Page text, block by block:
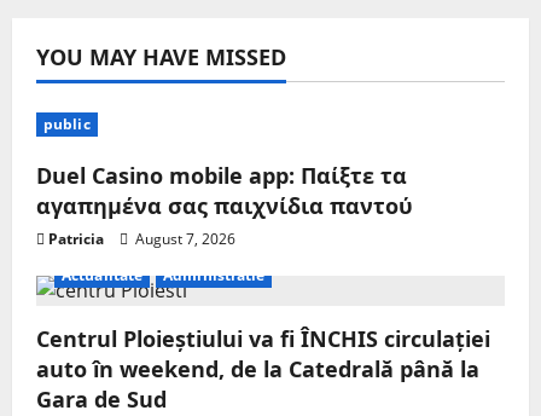
YOU MAY HAVE MISSED
public
Duel Casino mobile app: Παίξτε τα
αγαπημένα σας παιχνίδια παντού
Patricia
August 7, 2026
Actualitate
Administratie
Centrul Ploieștiului va fi ÎNCHIS circulației
auto în weekend, de la Catedrală până la
Gara de Sud